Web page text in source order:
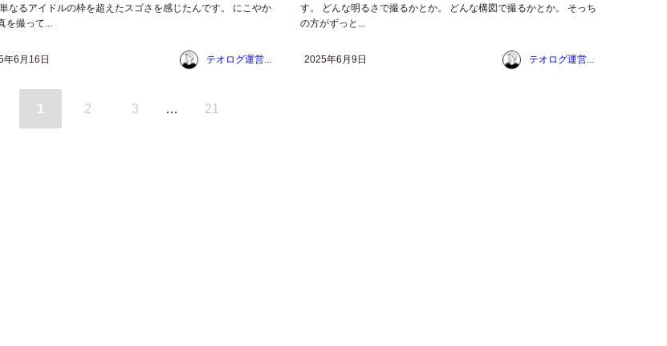
なるアイドルの枠を超えたスゴさを感じたんです。 にこやか
を撮って...
年6月16日 テオログ運営チーム
す。 どんな明るさで撮るかとか。 どんな構図で撮るかとか。 そっち
の方がずっと...
2025年6月9日 テオログ運営チーム
1 2 3 … 21